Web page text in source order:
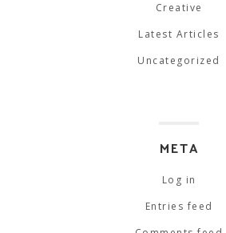
Creative
Latest Articles
Uncategorized
META
Log in
Entries feed